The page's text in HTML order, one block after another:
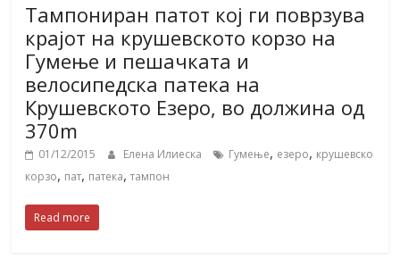
Тампониран патот кој ги поврзува
крајот на крушевското корзо на
Гумење и пешачката и
велосипедска патека на
Крушевското Езеро, во должина од
370m
01/12/2015 Елена Илиеска Гумење, езеро, крушевско
корзо, пат, патека,тампон
Read more